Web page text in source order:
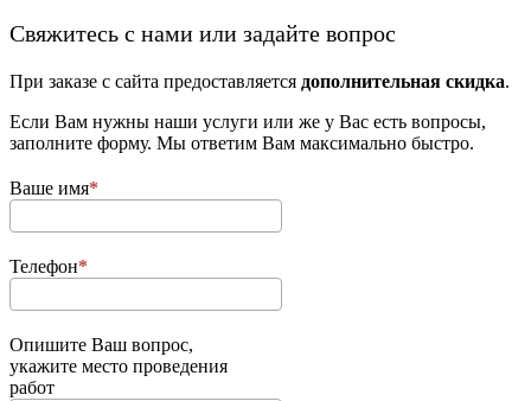
­Свяжитесь с нами или задайте вопрос
При заказе с сайта предоставляется дополнительная скидка.
Если Вам нужны наши услуги или же у Вас есть вопросы,
заполните форму. Мы ответим Вам максимально быстро.
Ваше имя
Телефон
Опишите Ваш вопрос,
укажите место проведения
работ